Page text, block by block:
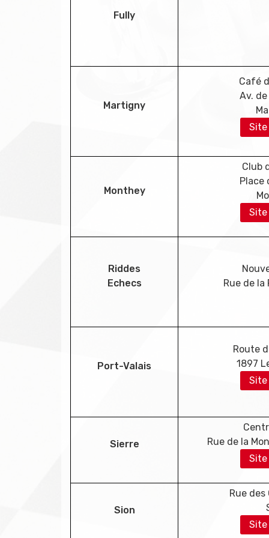
Fully
Martigny
Café
Av. de
Monthey
Club
Place
Riddes
Echecs
Rue de la
Port-Valais
Route
1897
Sierre
Rue de la
Sion
Rue